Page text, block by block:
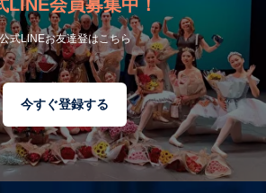
LINE会員募集中！
式LINEお友達登はこちら
今すぐ登録する